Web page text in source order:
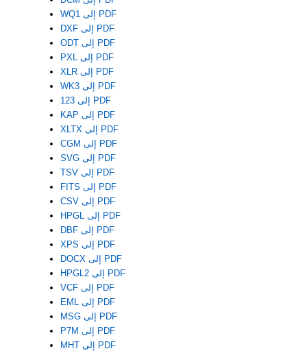
WQ1 إلى PDF
DXF إلى PDF
ODT إلى PDF
PXL إلى PDF
XLR إلى PDF
WK3 إلى PDF
123 إلى PDF
KAP إلى PDF
XLTX إلى PDF
CGM إلى PDF
SVG إلى PDF
TSV إلى PDF
FITS إلى PDF
CSV إلى PDF
HPGL إلى PDF
DBF إلى PDF
XPS إلى PDF
DOCX إلى PDF
HPGL2 إلى PDF
VCF إلى PDF
EML إلى PDF
MSG إلى PDF
P7M إلى PDF
MHT إلى PDF